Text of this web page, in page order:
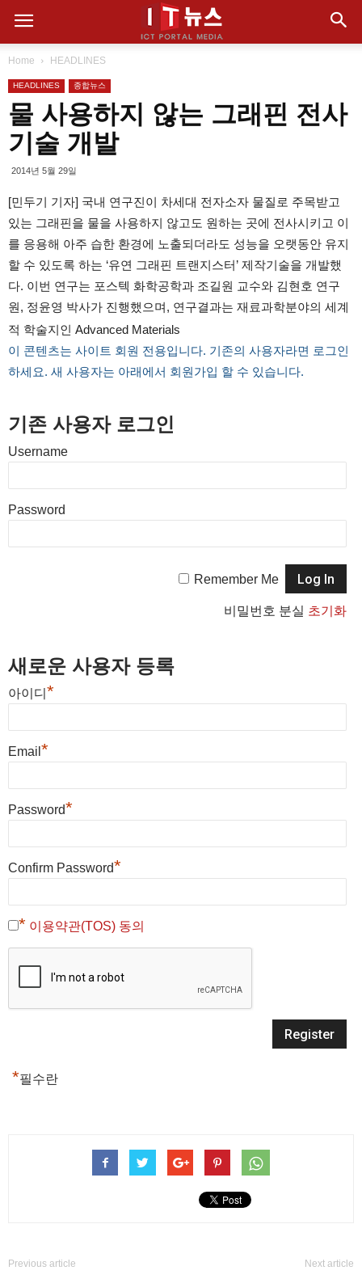
Home HEADLINES
HEADLINES 종합뉴스
물 사용하지 않는 그래핀 전사
기술 개발
2014년 5월 29일
[민두기 기자] 국내 연구진이 차세대 전자소자 물질로 주목받고
있는 그래핀을 물을 사용하지 않고도 원하는 곳에 전사시키고 이
를 응용해 아주 습한 환경에 노출되더라도 성능을 오랫동안 유지
할 수 있도록 하는 ‘유연 그래핀 트랜지스터’ 제작기술을 개발했
다. 이번 연구는 포스텍 화학공학과 조길원 교수와 김현호 연구
원, 정윤영 박사가 진행했으며, 연구결과는 재료과학분야의 세계
적 학술지인 Advanced Materials
이 콘텐츠는 사이트 회원 전용입니다. 기존의 사용자라면 로그인
하세요. 새 사용자는 아래에서 회원가입 할 수 있습니다.
기존 사용자 로그인
Username
Password
Remember Me
비밀번호 분실 초기화
새로운 사용자 등록
아이디 *
Email *
Password*
Confirm Password*
* 이용약관(TOS) 동의
*필수란
Previous article Next article